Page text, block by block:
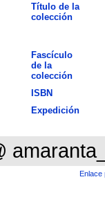
Título de la
colección
Fascículo
de la
colección
ISBN
Expedición
Enlace